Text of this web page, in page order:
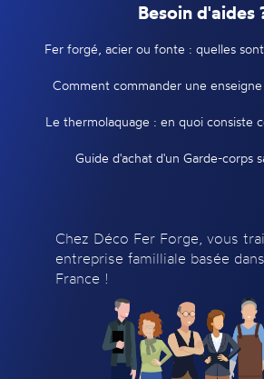
Besoin d'aides
Fer forgé, acier ou fonte : quelles
Comment commander une
Le thermolaquage : en quoi consiste
Guide d'achat d'un Garde-corps
Chez Déco Fer Forge, vous
entreprise familliale basée
France !